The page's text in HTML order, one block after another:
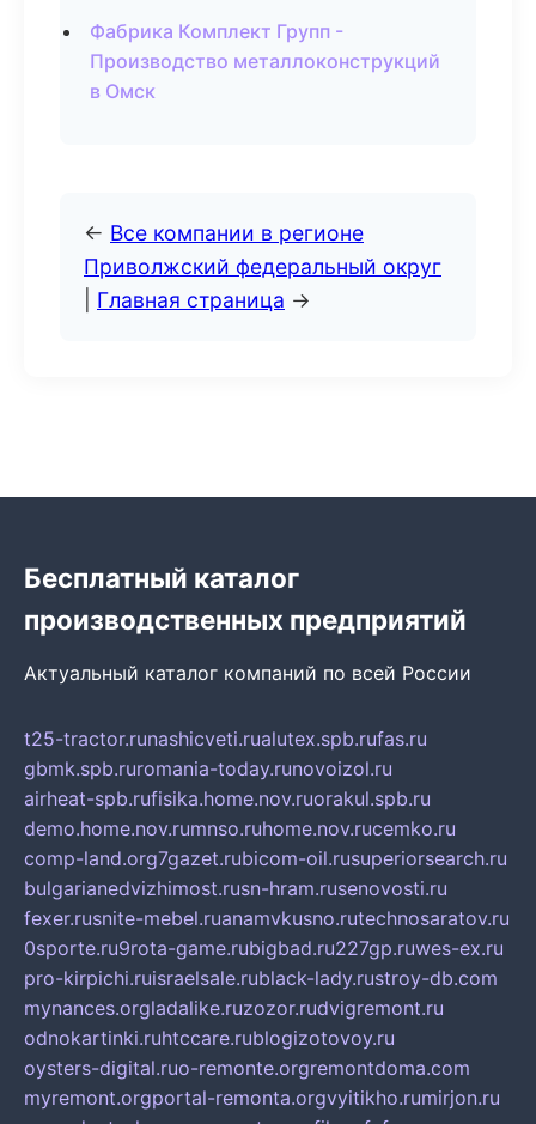
Фабрика Комплект Групп -
Производство металлоконструкций
в Омск
← Все компании в регионе
Приволжский федеральный округ
Главная страница →
Бесплатный каталог
производственных предприятий
Актуальный каталог компаний по всей России
t25-tractor.runashicveti.rualutex.spb.rufas.ru
gbmk.spb.ruromania-today.runovoizol.ru
airheat-spb.rufisika.home.nov.ruorakul.spb.ru
demo.home.nov.rumnso.ruhome.nov.rucemko.ru
comp-land.org7gazet.rubicom-oil.rusuperiorsearch.ru
bulgarianedvizhimost.rusn-hram.rusenovosti.ru
fexer.rusnite-mebel.ruanamvkusno.rutechnosaratov.ru
0sporte.ru9rota-game.rubigbad.ru227gp.ruwes-ex.ru
pro-kirpichi.ruisraelsale.rublack-lady.rustroy-db.com
mynances.orgladalike.ruzozor.rudvigremont.ru
odnokartinki.ruhtccare.rublogizotovoy.ru
oysters-digital.ruo-remonte.orgremontdoma.com
myremont.orgportal-remonta.orgvyitikho.rumirjon.ru